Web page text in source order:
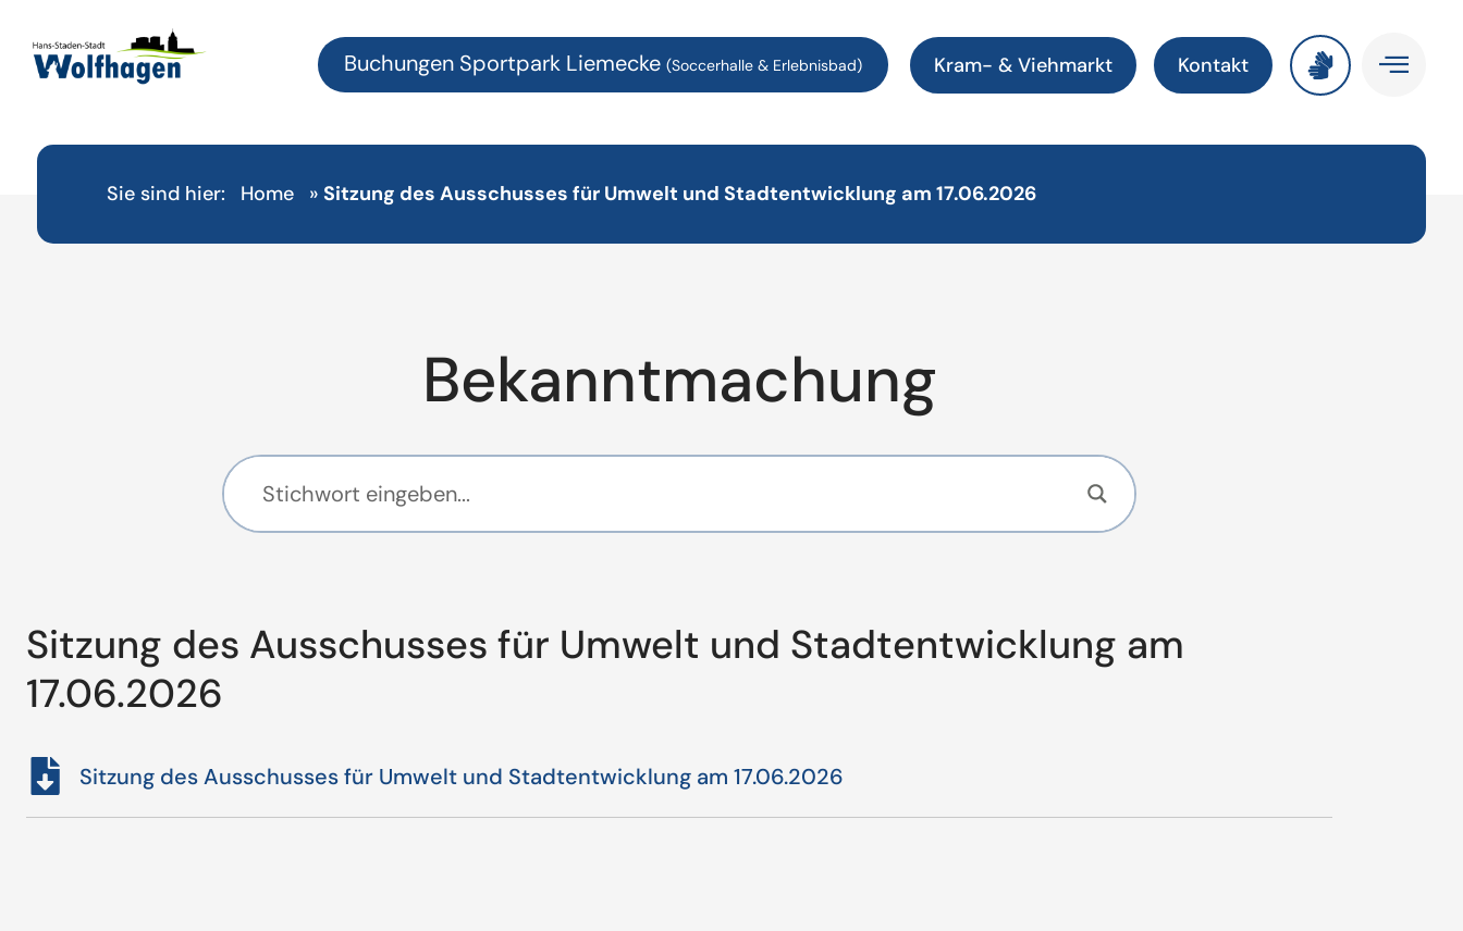
Buchungen Sportpark Liemecke (Soccerhalle & Erlebnisbad) Kram- & Viehmarkt Kontakt
Sie sind hier: Home » Sitzung des Ausschusses für Umwelt und Stadtentwicklung am 17.06.2026
Bekanntmachung
Sitzung des Ausschusses für Umwelt und Stadtentwicklung am
17.06.2026
Sitzung des Ausschusses für Umwelt und Stadtentwicklung am 17.06.2026